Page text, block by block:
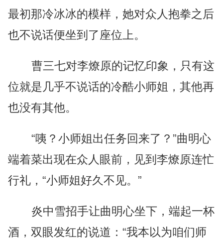
最初那冷冰冰的模样，她对众人抱拳之后
也不说话便坐到了座位上。
曹三七对李燎原的记忆印象，只有这
位就是几乎不说话的冷酷小师姐，其他再
也没有其他。
“咦？小师姐出任务回来了？”曲明心
端着菜出现在众人眼前，见到李燎原连忙
行礼，“小师姐好久不见。”
炎中雪招手让曲明心坐下，端起一杯
酒，双眼发红的说道：“我本以为咱们师